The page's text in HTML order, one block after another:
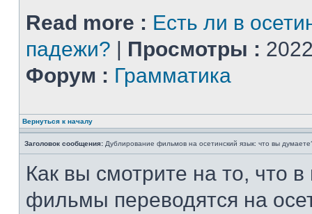
Read more : Есть ли в
падежи? | Просмотры :
Форум : Грамматика
Вернуться к началу
Заголовок сообщения: Дублирование фильмов на осетинский язык: что вы
Как вы смотрите на то, что
фильмы переводятся на